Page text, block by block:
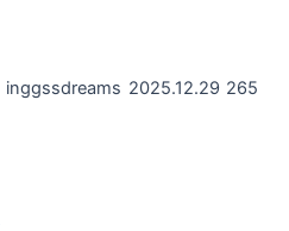
inggssdreams 2025.12.29 265